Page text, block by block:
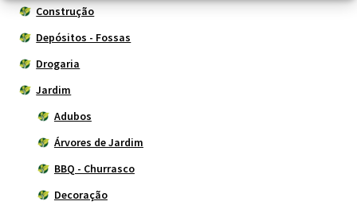
Construção
Depósitos - Fossas
Drogaria
Jardim
Adubos
Árvores de Jardim
BBQ - Churrasco
Decoração